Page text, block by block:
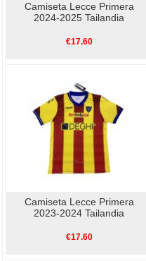
Camiseta Lecce Primera
2024-2025 Tailandia
€17.60
Camiseta Lecce Primera
2023-2024 Tailandia
€17.60